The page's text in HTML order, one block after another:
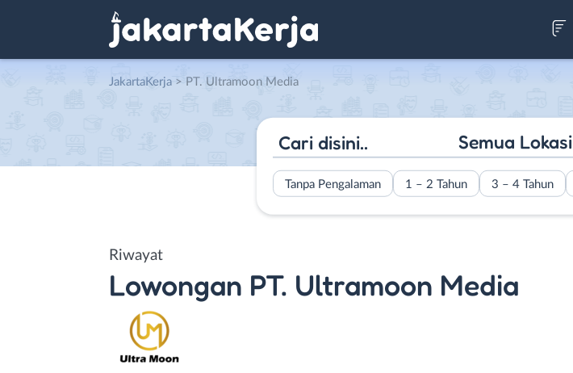
JakartaKerja > PT. Ultramoon Media
Semua Lokasi
Tanpa Pengalaman 1 – 2 Tahun 3 – 4 Tahun
Riwayat
Lowongan PT. Ultramoon Media